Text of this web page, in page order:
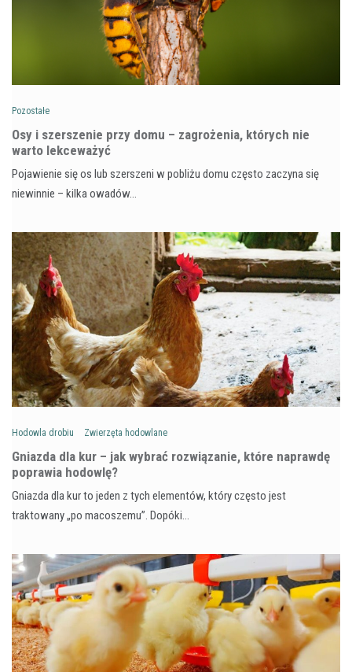
Pozostałe
Osy i szerszenie przy domu – zagrożenia, których nie
warto lekceważyć
Pojawienie się os lub szerszeni w pobliżu domu często zaczyna się
niewinnie – kilka owadów…
Hodowla drobiu Zwierzęta hodowlane
Gniazda dla kur – jak wybrać rozwiązanie, które naprawdę
poprawia hodowlę?
Gniazda dla kur to jeden z tych elementów, który często jest
traktowany „po macoszemu”. Dopóki…